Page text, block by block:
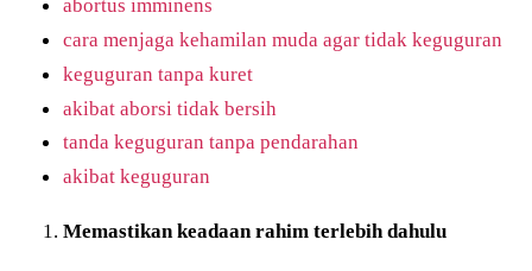
abortus imminens
cara menjaga kehamilan muda agar tidak keguguran
keguguran tanpa kuret
akibat aborsi tidak bersih
tanda keguguran tanpa pendarahan
akibat keguguran
Memastikan keadaan rahim terlebih dahulu